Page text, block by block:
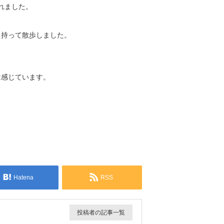
した。
って散歩しました。
じています。
Hatena RSS
投稿者の記事一覧